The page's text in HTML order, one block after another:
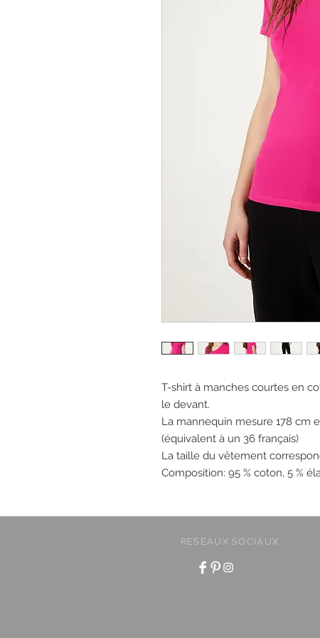
T-shirt à manches courtes en
le devant.
La mannequin mesure 178 cm
(équivalent à un 36 français)
La taille du vêtement
Composition: 95 % coton, 5 %
RESEAUX SOCIAUX